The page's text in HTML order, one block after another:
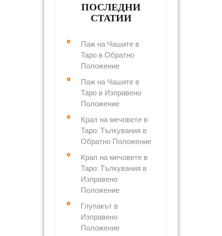
ПОСЛЕДНИ
СТАТИИ
Паж на Чашите в
Таро в Обратно
Положение
Паж на Чашите в
Таро в Изправено
Положение
Крал на мечовете в
Таро: Тълкувания в
Обратно Положение
Крал на мечовете в
Таро: Тълкувания в
Изправено
Положение
Глупакът в
Изправено
Положение